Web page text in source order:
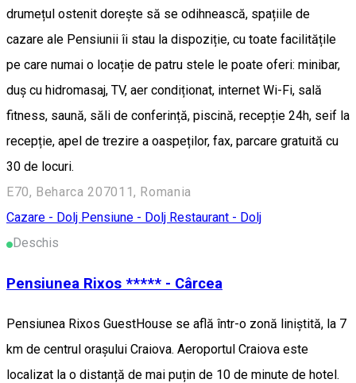
drumețul ostenit dorește să se odihnească, spațiile de
cazare ale Pensiunii îi stau la dispoziție, cu toate facilitățile
pe care numai o locație de patru stele le poate oferi: minibar,
duș cu hidromasaj, TV, aer condiționat, internet Wi-Fi, sală
fitness, saună, săli de conferință, piscină, recepție 24h, seif la
recepție, apel de trezire a oaspeților, fax, parcare gratuită cu
30 de locuri.
E70, Beharca 207011, Romania
Cazare - Dolj Pensiune - Dolj Restaurant - Dolj
Deschis
Pensiunea Rixos ***** - Cârcea
Pensiunea Rixos GuestHouse se află într-o zonă liniștită, la 7
km de centrul orașului Craiova. Aeroportul Craiova este
localizat la o distanță de mai puțin de 10 de minute de hotel.